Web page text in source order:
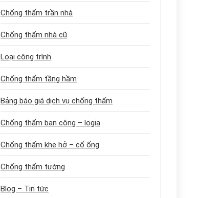
Chống thấm trần nhà
Chống thấm nhà cũ
Loại công trình
Chống thấm tầng hầm
Bảng báo giá dịch vụ chống thấm
Chống thấm ban công – logia
Chống thấm khe hở – cổ ống
Chống thấm tường
Blog – Tin tức